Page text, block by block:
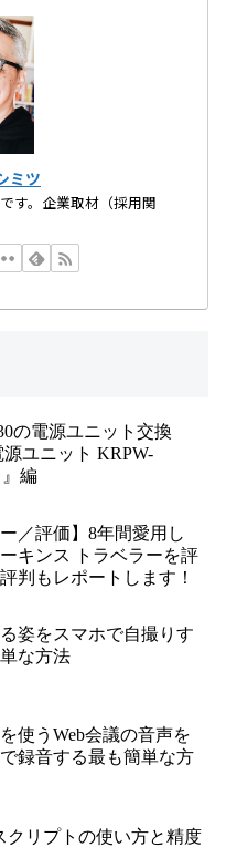
ミツ
す。企業取材（採用関
の電源ユニット交換
源ユニット KRPW-
編
／評価】8年間愛用し
キンス トラベラーを評
判もレポートします！
姿をスマホで自撮りす
な方法
使うWeb会議の音声を
録音する最も簡単な方
クリプトの使い方と精度